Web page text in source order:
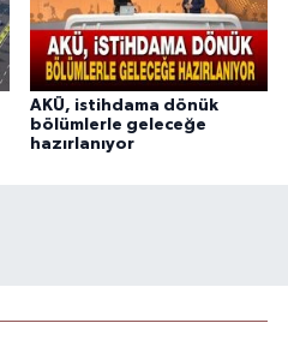
AKÜ, istihdama dönük
bölümlerle geleceğe
hazırlanıyor